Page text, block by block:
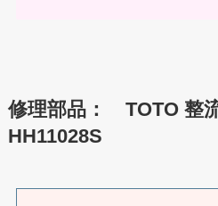
修理部品： TOTO 整
HH11028S